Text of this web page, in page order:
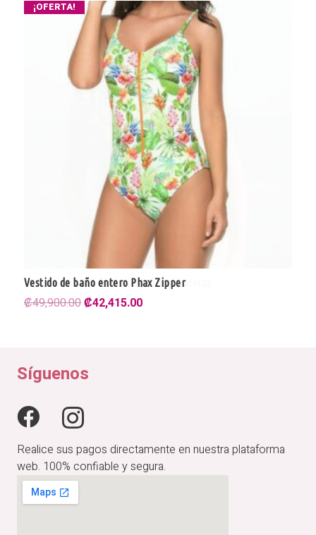
¡OFERTA!
Vestido de baño entero Phax Zipper
₡49,900.00El
₡49,900.00.
₡42,415.00El
Síguenos
Realice sus pagos directamente en nuestra plataforma
web. 100% confiable y segura.